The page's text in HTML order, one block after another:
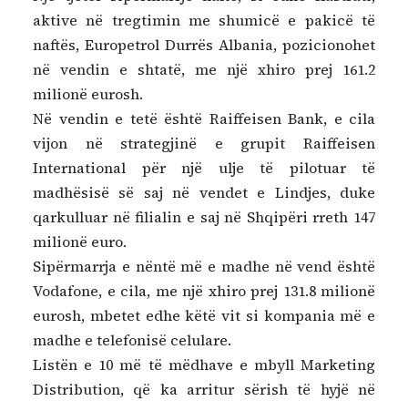
aktive në tregtimin me shumicë e pakicë të
naftës, Europetrol Durrës Albania, pozicionohet
në vendin e shtatë, me një xhiro prej 161.2
milionë eurosh.
Në vendin e tetë është Raiffeisen Bank, e cila
vijon në strategjinë e grupit Raiffeisen
International për një ulje të pilotuar të
madhësisë së saj në vendet e Lindjes, duke
qarkulluar në filialin e saj në Shqipëri rreth 147
milionë euro.
Sipërmarrja e nëntë më e madhe në vend është
Vodafone, e cila, me një xhiro prej 131.8 milionë
eurosh, mbetet edhe këtë vit si kompania më e
madhe e telefonisë celulare.
Listën e 10 më të mëdhave e mbyll Marketing
Distribution, që ka arritur sërish të hyjë në